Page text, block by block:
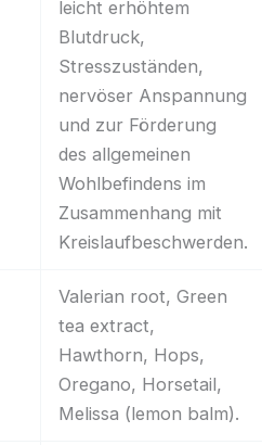
leicht erhöhtem
Blutdruck,
Stresszuständen,
nervöser Anspannung
und zur Förderung
des allgemeinen
Wohlbefindens im
Zusammenhang mit
Kreislaufbeschwerden.
Valerian root, Green
tea extract,
Hawthorn, Hops,
Oregano, Horsetail,
Melissa (lemon balm).